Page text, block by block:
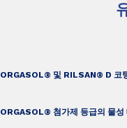
ORGASOL® 및 RILSAN® D 코
ORGASOL® 첨가제 등급의 물성